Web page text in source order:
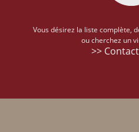
Vous désirez la liste complète,
ou cherchez un
>>